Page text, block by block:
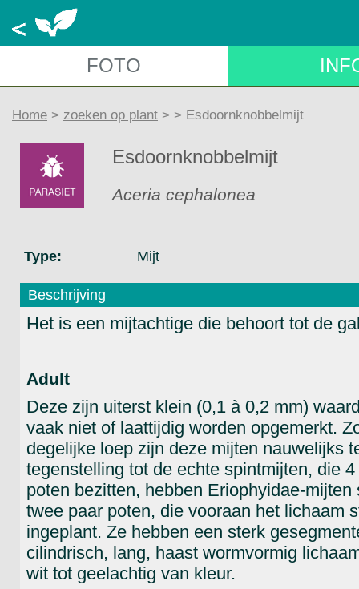
FOTO
Home > zoeken op plant > > Esdoornknobbelmijt
Esdoornknobbelmijt
Aceria cephalonea
Type: Mijt
Beschrijving
Het is een mijtachtige die behoort tot de
Adult
Deze zijn uiterst klein (0,1 à 0,2 mm)
vaak niet of laattijdig worden opgemerkt.
degelijke loep zijn deze mijten nauwelijks
tegenstelling tot de echte spintmijten, die 4
poten bezitten, hebben Eriophyidae-mijten
twee paar poten, die vooraan het lichaam
ingeplant. Ze hebben een sterk
cilindrisch, lang, haast wormvormig
wit tot geelachtig van kleur.